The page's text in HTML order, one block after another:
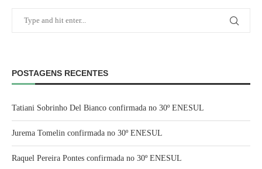
POSTAGENS RECENTES
Tatiani Sobrinho Del Bianco confirmada no 30º ENESUL
Jurema Tomelin confirmada no 30º ENESUL
Raquel Pereira Pontes confirmada no 30º ENESUL